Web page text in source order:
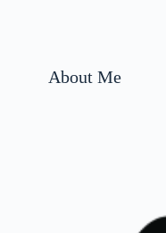
About Me